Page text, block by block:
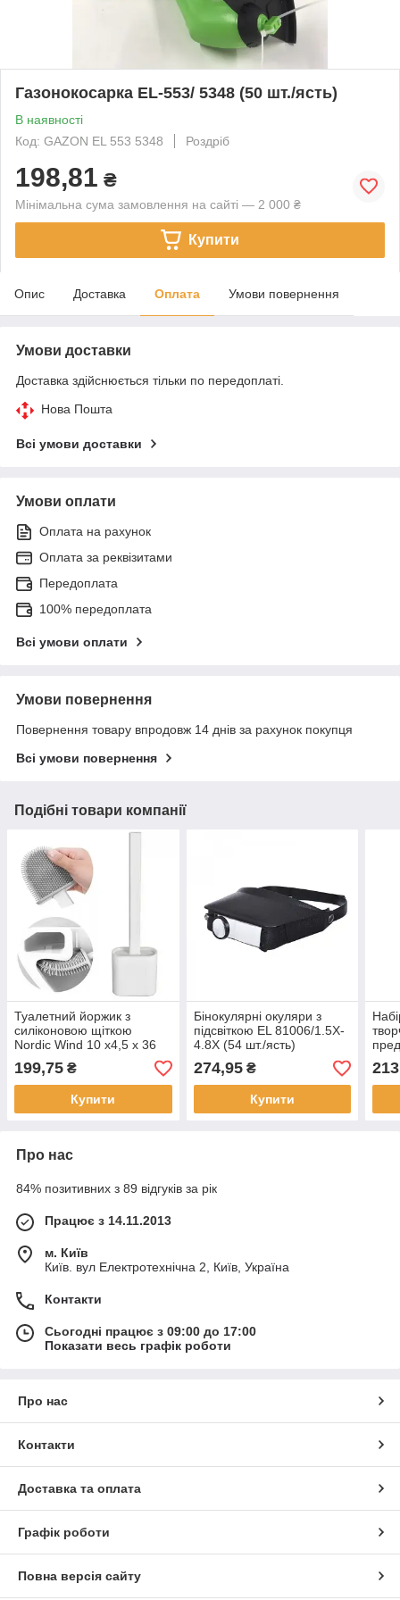
Газонокосарка EL-553/ 5348 (50 шт./ясть)
В наявності
Код: GAZON EL 553 5348
Роздріб
198,81 ₴
Мінімальна сума замовлення на сайті — 2 000 ₴
Купити
Опис Доставка Оплата Умови повернення
Умови доставки
Доставка здійснюється тільки по передоплаті.
Нова Пошта
Всі умови доставки
Умови оплати
Оплата на рахунок
Оплата за реквізитами
Передоплата
100% передоплата
Всі умови оплати
Умови повернення
Повернення товару впродовж 14 днів за рахунок покупця
Всі умови повернення
Подібні товари компанії
Туалетний йоржик з
силіконовою щіткою
Nordic Wind 10 х4,5 х 36
см ART 1661 (50 шт./ясть)
199,75 ₴
Купити
Бінокулярні окуляри з
підсвіткою EL 81006/1.5X-
4.8Х (54 шт./ясть)
274,95₴
Купити
Про нас
84% позитивних з 89 відгуків за рік
Працює з 14.11.2013
м. Київ
Київ. вул Електротехнічна 2, Київ, Україна
Контакти
Сьогодні працює з 09:00 до 17:00
Показати весь графік роботи
Про нас
Контакти
Доставка та оплата
Графік роботи
Повна версія сайту